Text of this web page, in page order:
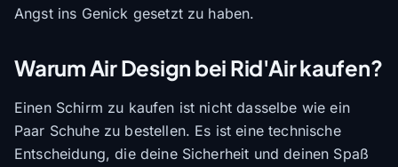
Angst ins Genick gesetzt zu haben.
Warum Air Design bei Rid'Air kaufen?
Einen Schirm zu kaufen ist nicht dasselbe wie ein
Paar Schuhe zu bestellen. Es ist eine technische
Entscheidung, die deine Sicherheit und deinen Spaß